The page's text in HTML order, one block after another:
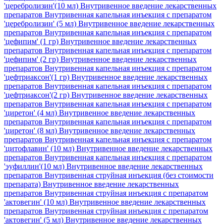
'церебролизин'(10 мл) Внутривенное введение лекарственных
препаратов Внутривенная капельная инъекция с препаратом
'церебролизин' (5 мл) Внутривенное введение лекарственных
препаратов Внутривенная капельная инъекция с препаратом
'цефипим' (1 гр) Внутривенное введение лекарственных
препаратов Внутривенная капельная инъекция с препаратом
'цефипим' (2 гр) Внутривенное введение лекарственных
препаратов Внутривенная капельная инъекция с препаратом
'цефтриаксон'(1 гр) Внутривенное введение лекарственных
препаратов Внутривенная капельная инъекция с препаратом
'цефтриаксон'(2 гр) Внутривенное введение лекарственных
препаратов Внутривенная капельная инъекция с препаратом
'циретон' (4 мл) Внутривенное введение лекарственных
препаратов Внутривенная капельная инъекция с препаратом
'циретон' (8 мл) Внутривенное введение лекарственных
препаратов Внутривенная капельная инъекция с препаратом
'цитофлавин' (10 мл) Внутривенное введение лекарственных
препаратов Внутривенная капельная инъекция с препаратом
'эуфиллин'(10 мл) Внутривенное введение лекарственных
препаратов Внутривенная струйная инъекция (без стоимости
препарата) Внутривенное введение лекарственных
препаратов Внутривенная струйная инъекция с препаратом
'актовегин' (10 мл) Внутривенное введение лекарственных
препаратов Внутривенная струйная инъекция с препаратом
'актовегин' (5 мл) Внутривенное введение лекарственных